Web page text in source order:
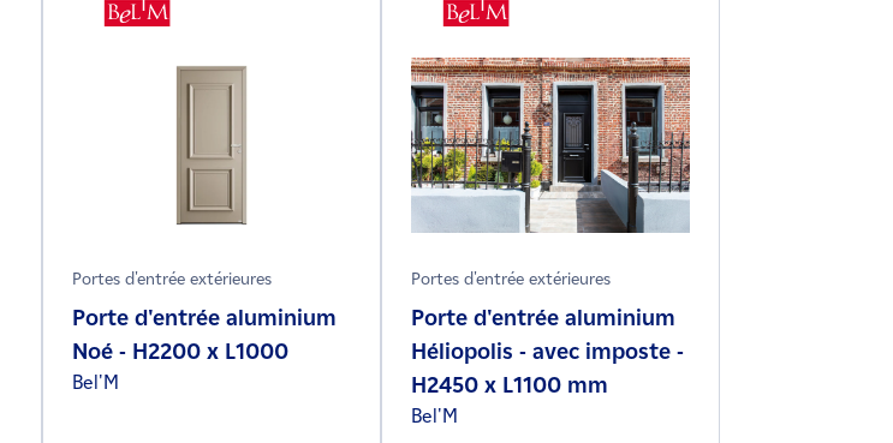
Portes d'entrée extérieures
Porte d'entrée aluminium
Noé - H2200 x L1000
Bel'M
Portes d'entrée extérieures
Porte d'entrée aluminium
Héliopolis - avec imposte -
H2450 x L1100 mm
Bel'M